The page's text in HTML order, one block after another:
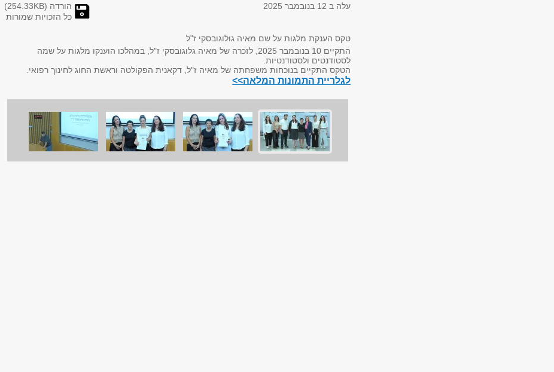
עלה ב 12 בנובמבר 2025 הורדה ( 254.33KB)
כל הזכויות שמורות
טקס הענקת מלגות על שם מאיה גולוגובסקי ז"ל
התקיים 10 בנובמבר 2025, לזכרה של מאיה גלוגובסקי ז"ל, במהלכו הוענקו מלגות על שמה
לסטודנטים ולסטודנטיות.
הטקס התקיים בנוכחות משפחתה של מאיה ז"ל, דקאנית הפקולטה וראשת החוג לחינוך רפואי.
לגלריית התמונות המלאה>>